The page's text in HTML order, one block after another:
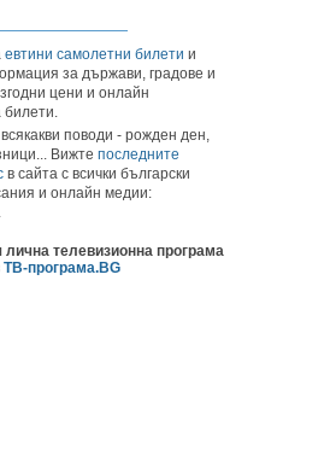
евтини самолетни билети и
за държави, градове и
цени и онлайн
билети.
поводи - рожден ден,
Вижте последните
в сайта с всички български
и онлайн медии:
.
телевизионна програма
ТВ-програма.BG